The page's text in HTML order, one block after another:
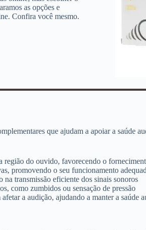
as opções e
Confira você mesmo.
que ajudam a apoiar a saúde
região do ouvido, favorecendo o
promovendo o seu funcionamento
transmissão eficiente dos sinais sonoros
como zumbidos ou sensação de pressão
a audição, ajudando a manter a saúde